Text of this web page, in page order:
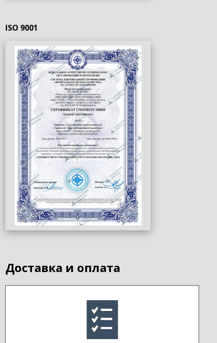
ISO 9001
Доставка и оплата